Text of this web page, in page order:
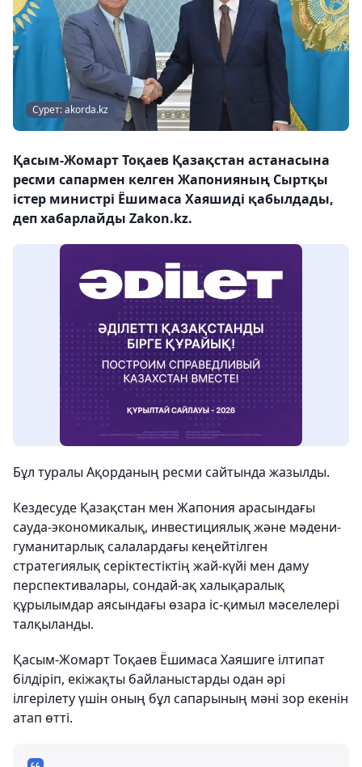
Сурет: akorda.kz
Қасым-Жомарт Тоқаев Қазақстан астанасына
ресми сапармен келген Жапонияның Сыртқы
істер министрі Ёшимаса Хаяшиді қабылдады,
деп хабарлайды Zakon.kz.
Бұл туралы Ақорданың ресми сайтында жазылды.
Кездесуде Қазақстан мен Жапония арасындағы
сауда-экономикалық, инвестициялық және мәдени-
гуманитарлық салалардағы кеңейтілген
стратегиялық серіктестіктің жай-күйі мен даму
перспективалары, сондай-ақ халықаралық
құрылымдар аясындағы өзара іс-қимыл мәселелері
талқыланды.
Қасым-Жомарт Тоқаев Ёшимаса Хаяшиге ілтипат
білдіріп, екіжақты байланыстарды одан әрі
ілгерілету үшін оның бұл сапарының мәні зор екенін
атап өтті.